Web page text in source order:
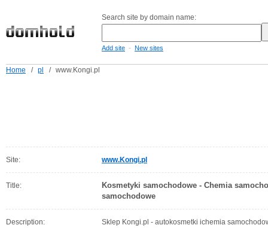
Search site by domain name:
Add site - New sites
Home / pl / www.Kongi.pl
Site: www.Kongi.pl
Title:
Kosmetyki samochodowe - Chemia
samochodowe
Description:
Sklep Kongi.pl - autokosmetki ichemia